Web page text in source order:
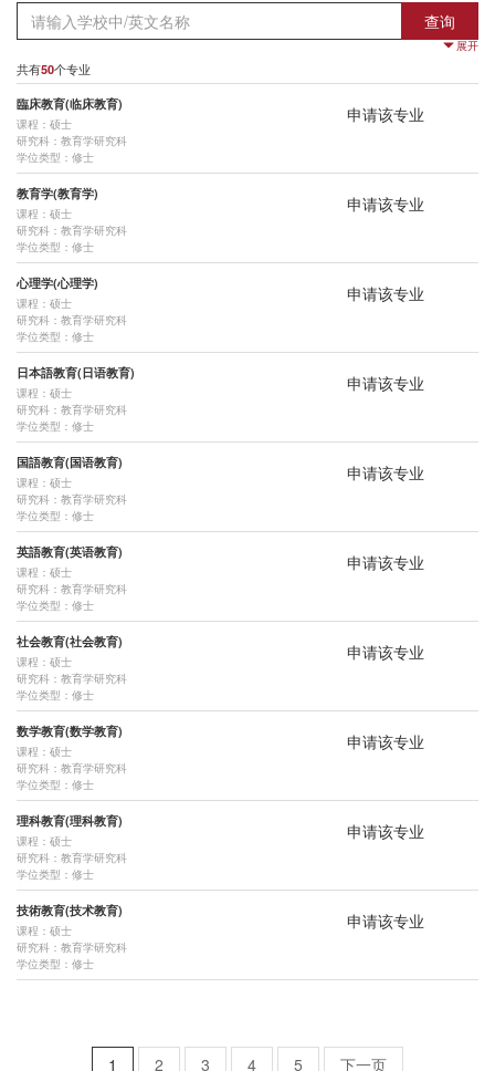
查询
意向课程：
全部 硕士 博士
研究科：
全部 教育学研究科
环境情报学府·研究院
展开
共有50个专业
臨床教育(临床教育)
课程：硕士
研究科：教育学研究科
学位类型：修士
申请该专业
教育学(教育学)
课程：硕士
研究科：教育学研究科
学位类型：修士
申请该专业
心理学(心理学)
课程：硕士
研究科：教育学研究科
学位类型：修士
申请该专业
日本語教育(日语教育)
课程：硕士
研究科：教育学研究科
学位类型：修士
申请该专业
国語教育(国语教育)
课程：硕士
研究科：教育学研究科
学位类型：修士
申请该专业
英語教育(英语教育)
课程：硕士
研究科：教育学研究科
学位类型：修士
申请该专业
社会教育(社会教育)
课程：硕士
研究科：教育学研究科
学位类型：修士
申请该专业
数学教育(数学教育)
课程：硕士
研究科：教育学研究科
学位类型：修士
申请该专业
理科教育(理科教育)
课程：硕士
研究科：教育学研究科
学位类型：修士
申请该专业
技術教育(技术教育)
课程：硕士
研究科：教育学研究科
学位类型：修士
申请该专业
1 2 3 4 5 下一页